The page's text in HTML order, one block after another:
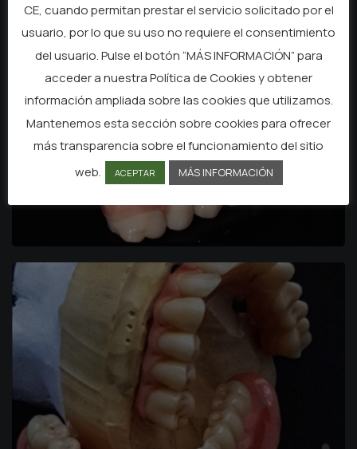
CE, cuando permitan prestar el servicio solicitado por el
usuario, por lo que su uso no requiere el consentimiento
del usuario. Pulse el botón “MÁS INFORMACIÓN” para
acceder a nuestra Política de Cookies y obtener
información ampliada sobre las cookies que utilizamos.
Mantenemos esta sección sobre cookies para ofrecer
más transparencia sobre el funcionamiento del sitio
web.
ACEPTAR MÁS INFORMACIÓN